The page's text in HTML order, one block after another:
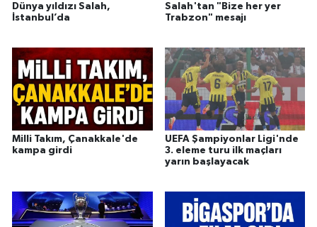
Dünya yıldızı Salah,
İstanbul’da
Salah'tan "Bize her yer
Trabzon" mesajı
Milli Takım, Çanakkale'de
kampa girdi
UEFA Şampiyonlar Ligi'nde
3. eleme turu ilk maçları
yarın başlayacak